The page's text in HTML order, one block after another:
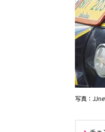
写真：